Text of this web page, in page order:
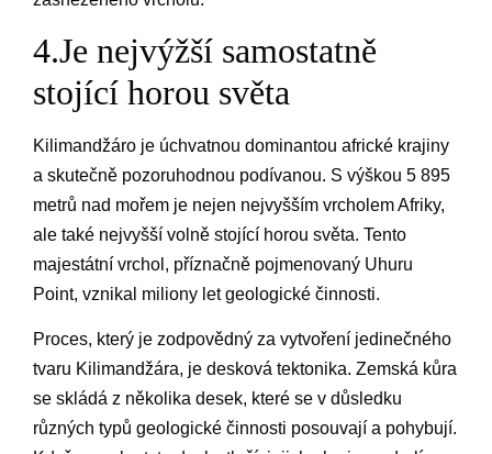
4.Je nejvýžší samostatně
stojící horou světa
Kilimandžáro je úchvatnou dominantou africké krajiny
a skutečně pozoruhodnou podívanou. S výškou 5 895
metrů nad mořem je nejen nejvyšším vrcholem Afriky,
ale také nejvyšší volně stojící horou světa. Tento
majestátní vrchol, příznačně pojmenovaný Uhuru
Point, vznikal miliony let geologické činnosti.
Proces, který je zodpovědný za vytvoření jedinečného
tvaru Kilimandžára, je desková tektonika. Zemská kůra
se skládá z několika desek, které se v důsledku
různých typů geologické činnosti posouvají a pohybují.